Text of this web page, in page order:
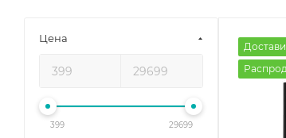
Цена
399 29699